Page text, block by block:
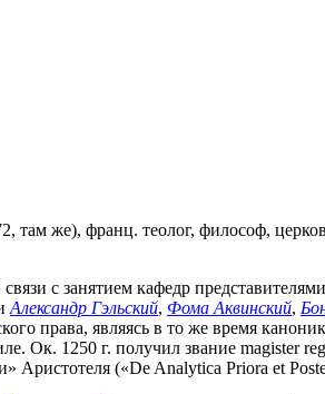
же), франц. теолог, философ,
с занятием кафедр
Александр Гэльский, Фома Аквинский,
права, являясь в то же время
Ок. 1250 г. получил звание magister
Аристотеля («De Analytica Priora et